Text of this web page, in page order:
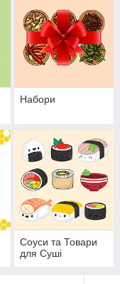
Набори
Соуси та Товари
для Суші